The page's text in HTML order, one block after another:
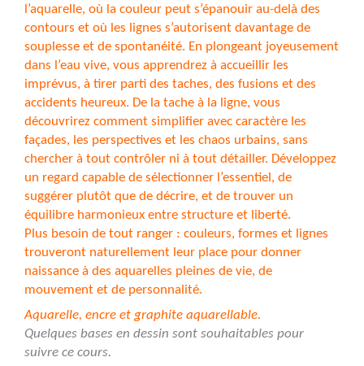
l’aquarelle, où la couleur peut s’épanouir au-delà des
contours et où les lignes s’autorisent davantage de
souplesse et de spontanéité. En plongeant joyeusement
dans l’eau vive, vous apprendrez à accueillir les
imprévus, à tirer parti des taches, des fusions et des
accidents heureux. De la tache à la ligne, vous
découvrirez comment simplifier avec caractère les
façades, les perspectives et les chaos urbains, sans
chercher à tout contrôler ni à tout détailler. Développez
un regard capable de sélectionner l’essentiel, de
suggérer plutôt que de décrire, et de trouver un
équilibre harmonieux entre structure et liberté.
Plus besoin de tout ranger : couleurs, formes et lignes
trouveront naturellement leur place pour donner
naissance à des aquarelles pleines de vie, de
mouvement et de personnalité.
Aquarelle, encre et graphite aquarellable.
Quelques bases en dessin sont souhaitables pour
suivre ce cours.